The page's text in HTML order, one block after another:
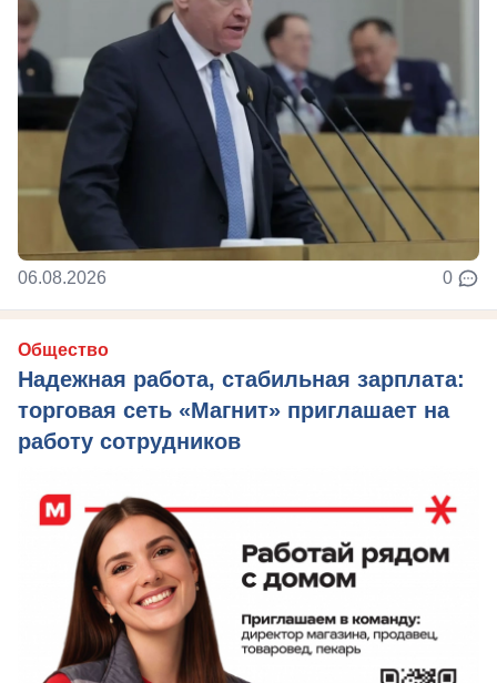
06.08.2026 0
Общество
Надежная работа, стабильная зарплата:
торговая сеть «Магнит» приглашает на
работу сотрудников